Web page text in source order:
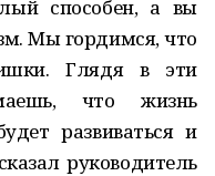
способен, а вы
Мы гордимся, что
Глядя в эти
что жизнь
развиваться и
руководитель